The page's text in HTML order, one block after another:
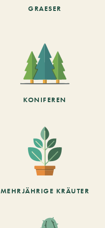
GRAESER
KONIFEREN
MEHRJÄHRIGE KRÄUTER